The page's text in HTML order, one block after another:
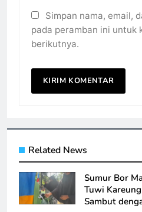
Simpan nama, email,
pada peramban ini untuk
berikutnya.
Related News
Sumur Bor
Tuwi
Sambut